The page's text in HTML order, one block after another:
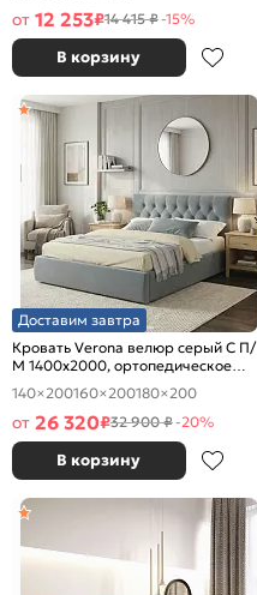
от 12 253₽14 415 ₽-15%
В корзину
Доставим завтра
Кровать Verona велюр серый С П/
М 1400x2000, ортопедическое
основание, изголовье мягкое
140×200160×200180×200
от 26 320₽32 900 ₽-20%
В корзину